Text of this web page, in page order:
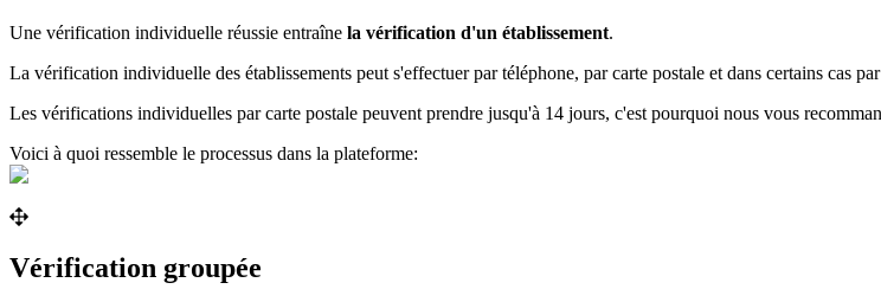
Une vérification individuelle réussie entraîne la vérification d'un établissement.
La vérification individuelle des établissements peut s'effectuer par téléphone, par carte postale et dans certains cas
Les vérifications individuelles par carte postale peuvent prendre jusqu'à 14 jours, c'est pourquoi nous vous
Voici à quoi ressemble le processus dans la plateforme:
Vérification groupée